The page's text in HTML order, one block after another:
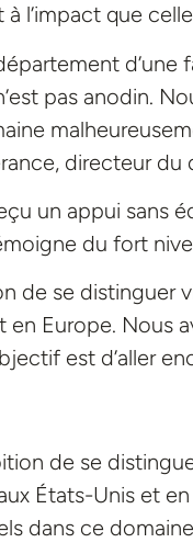
l’impact que
pas anodin.
directeur du
un appui sans
du fort
de se
en Europe. Nous
est d’aller
de se
États-Unis et
dans ce